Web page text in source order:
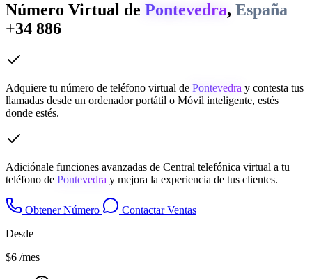
Número Virtual de Pontevedra, España
+34 886
Adquiere tu número de teléfono virtual de Pontevedra y contesta tus
llamadas desde un ordenador portátil o Móvil inteligente, estés
donde estés.
Adiciónale funciones avanzadas de Central telefónica virtual a tu
teléfono de Pontevedra y mejora la experiencia de tus clientes.
Obtener Número
Contactar Ventas
Desde
$6 /mes